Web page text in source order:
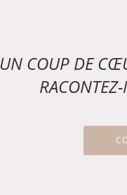
UN COUP DE